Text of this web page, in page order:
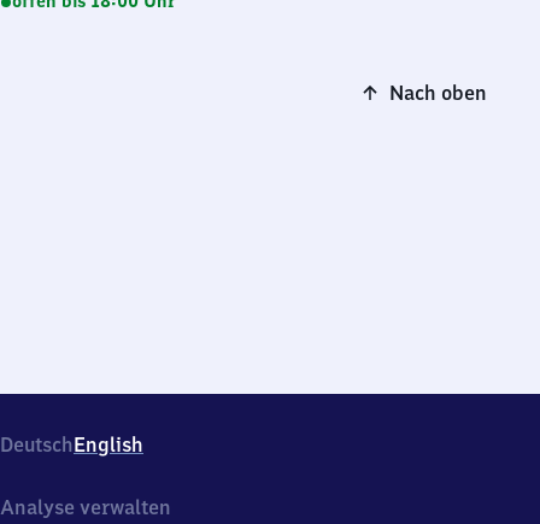
Nach oben
DeutschEnglish
Analyse verwalten